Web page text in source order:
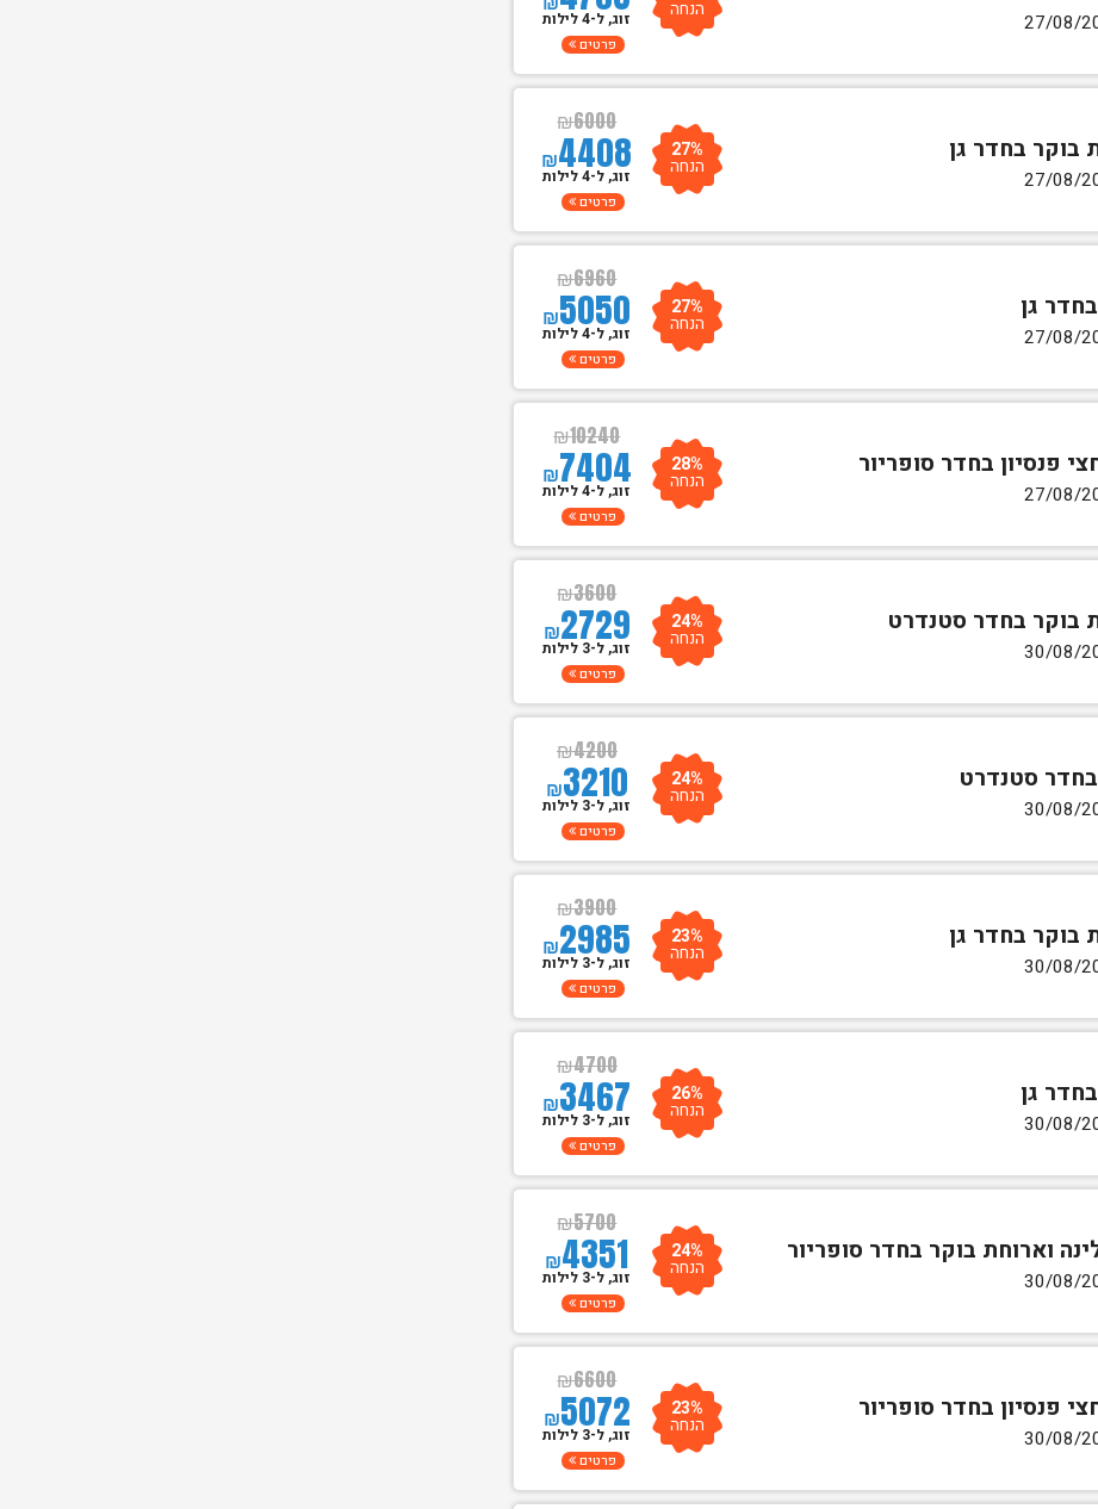
הנחה זוג, ל-4 לילות
פרטים
₪6000
₪4408 27%
הנחה זוג, ל-4 לילות
פרטים
₪6960
₪5050 27%
הנחה זוג, ל-4 לילות
פרטים
₪10240
₪7404 28%
הנחה זוג, ל-4 לילות
פרטים
₪3600
₪2729 24%
הנחה זוג, ל-3 לילות
פרטים
₪4200
₪3210 24%
הנחה זוג, ל-3 לילות
פרטים
₪3900
₪2985 23%
הנחה זוג, ל-3 לילות
פרטים
₪4700
₪3467 26%
הנחה זוג, ל-3 לילות
פרטים
₪5700
₪4351 24%
הנחה זוג, ל-3 לילות
פרטים
₪6600
₪5072 23%
הנחה זוג, ל-3 לילות
פרטים